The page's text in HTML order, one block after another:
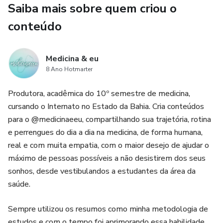
- EF Pâncreas e vias biliares
- Síndromes digestivas
- Hepatites virais
- Síndromes dispépticas
- Diarreia e constipação
- Dispepsia e refluxo
- Alergias alimentares
- Cirrose hepática
Saiba mais sobre quem criou o
conteúdo
Medicina & eu
8 Ano Hotmarter
Produtora, acadêmica do 10º semestre de medicina,
cursando o Internato no Estado da Bahia. Cria conteúdos
para o @medicinaeeu, compartilhando sua trajetória, rotina
e perrengues do dia a dia na medicina, de forma humana,
real e com muita empatia, com o maior desejo de ajudar o
máximo de pessoas possíveis a não desistirem dos seus
sonhos, desde vestibulandos a estudantes da área da
saúde.
Sempre utilizou os resumos como minha metodologia de